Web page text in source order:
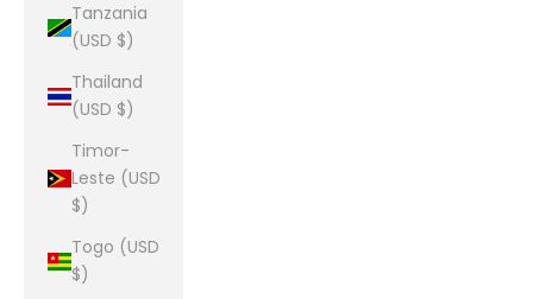
Tanzania
(USD $)
Thailand
(USD $)
Timor-
Leste (USD
$)
Togo (USD
$)